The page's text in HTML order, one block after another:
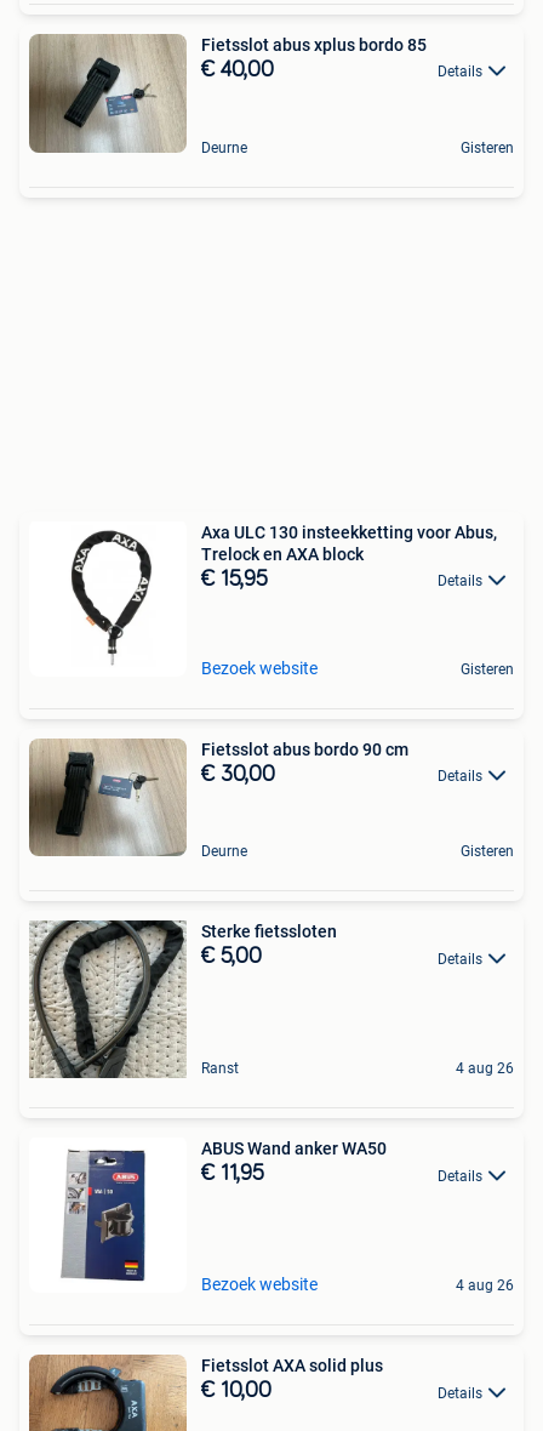
Fietsslot abus xplus bordo 85
€ 40,00 Details
Deurne Gisteren
Axa ULC 130 insteekketting voor Abus,
Trelock en AXA block
€ 15,95 Details
Bezoek website Gisteren
Fietsslot abus bordo 90 cm
€ 30,00 Details
Deurne Gisteren
Sterke fietssloten
€ 5,00 Details
Ranst 4 aug 26
ABUS Wand anker WA50
€ 11,95 Details
Bezoek website 4 aug 26
Fietsslot AXA solid plus
€ 10,00 Details